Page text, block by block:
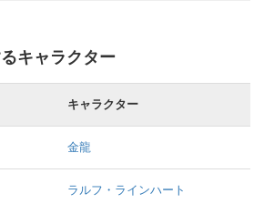
キャラクター
キャラクター
金龍
ラルフ・ラインハート